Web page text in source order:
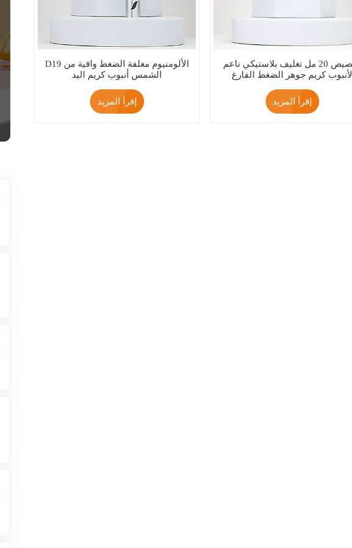
D19 الألومنيوم مغلفة الضغط واقية من
الشمس أنبوب كريم اليد
إقرأ المزيد
تخصيص 20 مل تغليف بلاستيكي ناعم
لأنبوب كريم جوهر الضغط الفارغ
إقرأ المزيد